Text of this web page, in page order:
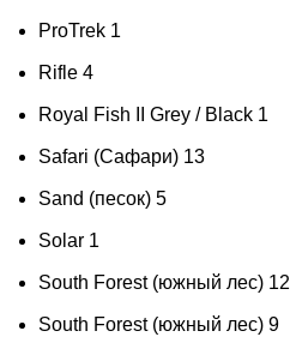
ProTrek 1
Rifle 4
Royal Fish II Grey / Black 1
Safari (Сафари) 13
Sand (песок) 5
Solar 1
South Forest (южный лес) 12
South Forest (южный лес) 9